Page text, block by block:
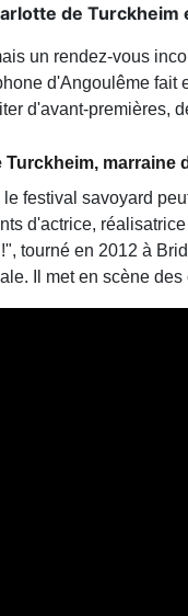
de Turckheim
un rendez-vous
d'Angoulême fait
d'avant-premières,
Turckheim, marraine
festival savoyard
d'actrice,
tourné en 2012 à
Il met en scène